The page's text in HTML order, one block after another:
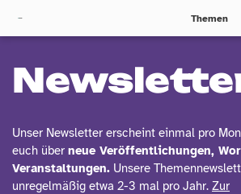
Themen
Unser Newsletter erscheint einmal pro
euch über neue Veröffentlichungen,
Veranstaltungen. Unsere
unregelmäßig etwa 2-3 mal pro Jahr. Zur